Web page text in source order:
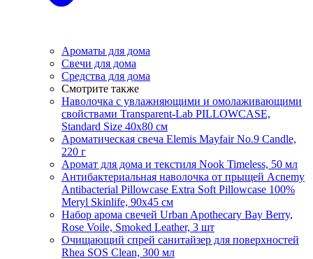
Ароматы для дома
Свечи для дома
Средства для дома
Смотрите также
Наволочка с увлажняющими и омолаживающими
свойствами Transparent-Lab PILLOWCASE,
Standard Size 40x80 см
Ароматическая свеча Elemis Mayfair No.9 Candle,
220 г
Аромат для дома и текстиля Nook Timeless, 50 мл
Антибактериальная наволочка от прыщей Acnemy
Antibacterial Pillowcase Extra Soft Pillowcase 100%
Meryl Skinlife, 90х45 см
Набор арома свечей Urban Apothecary Bay Berry,
Rose Voile, Smoked Leather, 3 шт
Очищающий спрей санитайзер для поверхностей
Rhea SOS Clean, 300 мл